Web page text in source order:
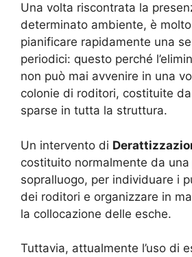
Una volta riscontrata la
determinato ambiente, è
pianificare rapidamente una
periodici: questo perché
non può mai avvenire in una
colonie di roditori, costituite
sparse in tutta la struttura.
Un intervento di
costituito normalmente da
sopralluogo, per individuare i
dei roditori e organizzare in
la collocazione delle esche.
Tuttavia, attualmente l’uso di